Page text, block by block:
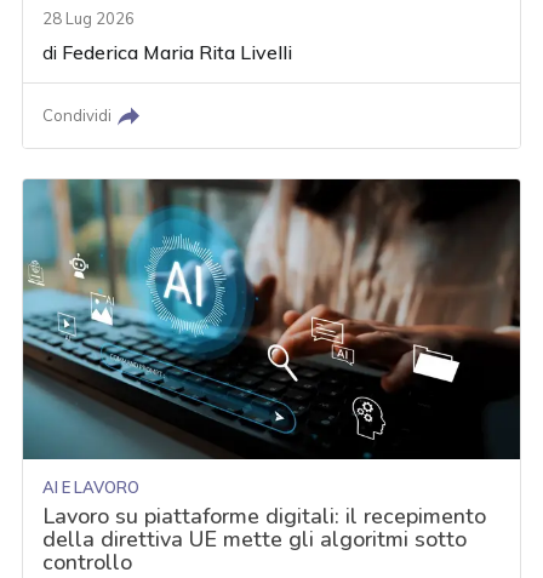
28 Lug 2026
di Federica Maria Rita Livelli
Condividi
AI E LAVORO
Lavoro su piattaforme digitali: il recepimento
della direttiva UE mette gli algoritmi sotto
controllo